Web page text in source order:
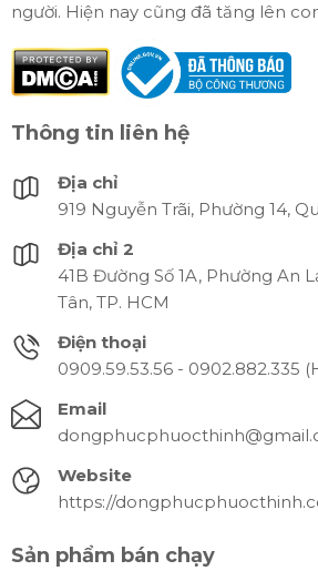
người. Hiện nay cũng đã tăng lên
Thông tin liên hệ
Địa chỉ
919 Nguyễn Trãi, Phường 14,
Địa chỉ 2
41B Đường Số 1A, Phường An
Tân, TP. HCM
Điện thoại
0909.59.53.56 - 0902.882.335
Email
Website
https://
Sản phẩm bán chạy